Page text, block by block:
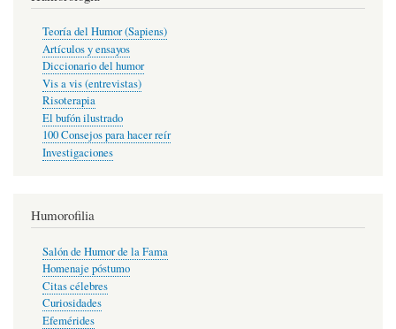
Teoría del Humor (Sapiens)
Artículos y ensayos
Diccionario del humor
Vis a vis (entrevistas)
Risoterapia
El bufón ilustrado
100 Consejos para hacer reír
Investigaciones
Humorofilia
Salón de Humor de la Fama
Homenaje póstumo
Citas célebres
Curiosidades
Efemérides